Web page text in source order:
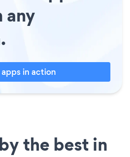
any
apps in action
the best in